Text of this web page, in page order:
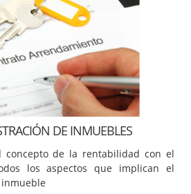
DE INMUEBLES
concepto de la rentabilidad con el
los aspectos que implican el